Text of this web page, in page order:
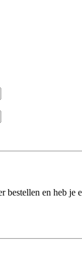
bestellen en heb je